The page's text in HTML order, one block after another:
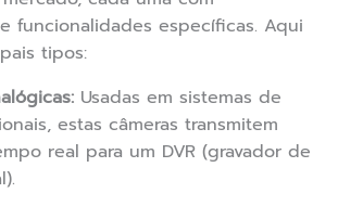
funcionalidades específicas. Aqui
tipos:
Usadas em sistemas de
estas câmeras transmitem
real para um DVR (gravador de